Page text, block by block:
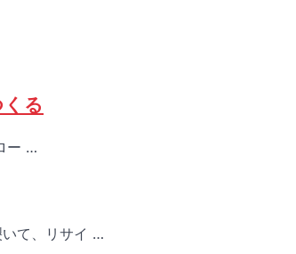
る
ー …
いて、リサイ …